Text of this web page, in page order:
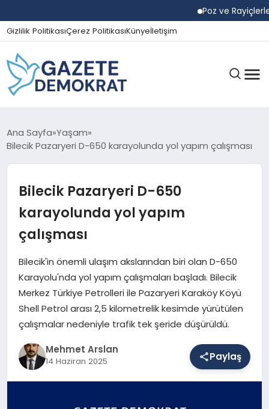
Poz ve Rayiçlerle
Gizlilik PolitikasıÇerez PolitikasıKünyeİletişim
GÜNDEM
SPOR
MAGAZIN
SAĞLIK
EĞITIM
Ana Sayfa Yaşam
Bilecik Pazaryeri D-650 karayolunda yol yapım çalışması
Bilecik Pazaryeri D-650
karayolunda yol yapım
çalışması
Bilecik'in önemli ulaşım akslarından biri olan D-650
Karayolu'nda yol yapım çalışmaları başladı. Bilecik
Merkez Türkiye Petrolleri ile Pazaryeri Karaköy Köyü
Shell Petrol arası 2,5 kilometrelik kesimde yürütülen
çalışmalar nedeniyle trafik tek şeride düşürüldü.
Mehmet Arslan
14 Haziran 2025 Paylaş